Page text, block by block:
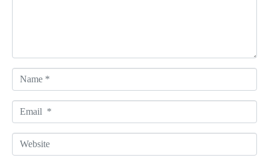
a
m
*
m
aW
e